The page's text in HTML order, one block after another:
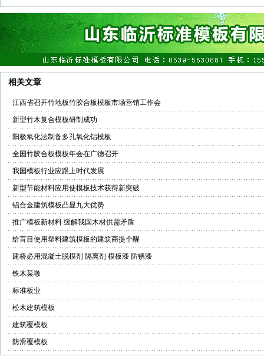
相关文章
· 江西省召开竹地板竹胶合板模板市场营销工作会
· 新型竹木复合模板研制成功
· 阳极氧化法制备多孔氧化铝模板
· 全国竹胶合板模板年会在广德召开
· 我国模板行业应跟上时代发展
· 新型节能材料应用使模板技术获得新突破
· 铝合金建筑模板凸显九大优势
· 推广模板新材料 缓解我国木材供需矛盾
· 给盲目使用塑料建筑模板的建筑商提个醒
· 建桥必用混凝土脱模剂 隔离剂 模板漆 防锈漆
· 铁木菜墩
· 标准板业
· 松木建筑模板
· 建筑覆模板
· 防滑覆模板